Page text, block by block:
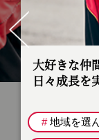
大好きな仲
日々成長を
#地域を選
Pr
ev
io
us